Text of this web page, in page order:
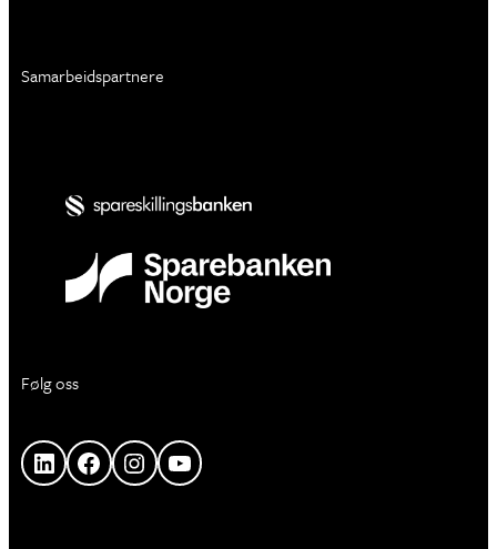
Samarbeidspartnere
Følg oss
LinkedIn Facebook Instagram YouTube